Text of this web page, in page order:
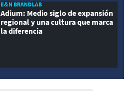
E&N BRANDLAB
Adium: Medio siglo de expansión
regional y una cultura que marca
la diferencia